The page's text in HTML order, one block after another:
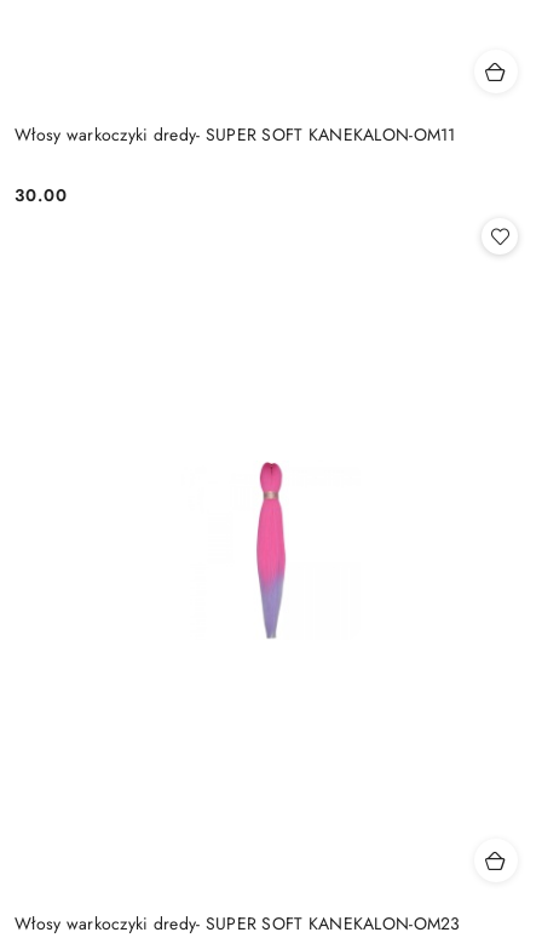
Włosy warkoczyki dredy- SUPER SOFT KANEKALON-OM11
Cena:
30.00
Włosy warkoczyki dredy- SUPER SOFT KANEKALON-OM23